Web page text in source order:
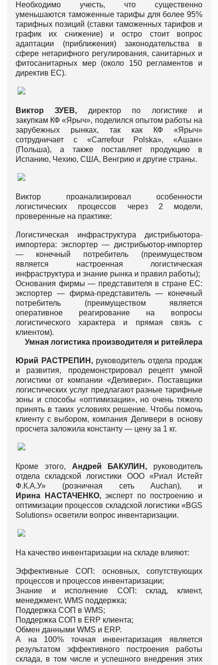
Необходимо учесть, что существенно
уменьшаются таможенные тарифы для более 95%
тарифных позиций (ставки таможенных тарифов и
график их снижение) и остро стоит вопрос
адаптации (приближения) законодательства в
сфере нетарифного регулирования, санитарных и
фитосанитарных мер (около 150 регламентов и
директив ЕС).
ВикторЗУЕВ, директор по логистике и
закупкам КФ «Ярыч», поделился опытом работы на
зарубежных рынках, так как КФ «Ярыч»
сотрудничает с «Carrefour Polska», «Ашан»
(Польша), а также поставляет продукцию в
Испанию, Чехию, США, Венгрию и другие страны.
Виктор проанализировал особенности
логистических процессов через 2 модели,
проверенные на практике:
Логистическая инфраструктура дистрибьютора-
импортера: экспортер — дистрибьютор-импортер
— конечный потребитель (преимуществом
является настроенная логистическая
инфраструктура и знание рынка и правил работы);
Основания фирмы — представителя в стране ЕС:
экспортер — фирма-представитель — конечный
потребитель (преимуществом является
оперативное реагирование на вопросы
логистического характера и прямая связь с
клиентом).
Умная логистика производителя и ритейлера
Юрий РАСТРЕПИН , руководитель отдела продаж
и развития, продемонстрировал рецепт умной
логистики от компании «Деливери». Поставщики
логистических услуг предлагают разные тарифные
зоны и способы «оптимизации», но очень тяжело
принять в таких условиях решение. Чтобы помочь
клиенту с выбором, компания Деливери в основу
просчета заложила константу — цену за 1 кг.
Кроме этого, Андрей БАКУЛИН , руководитель
отдела складской логистики ООО «Риал Истейт
Ф.К.А.У» (розничная сеть Auchan), и
Ирина
НАСТАЧЕНКО,эксперт по построению и
оптимизации процессов складской логистики «BGS
Solutions» осветили вопрос инвентаризации.
На качество инвентаризации на складе влияют:
Эффективные СОП: основных, сопутствующих
процессов и процессов инвентаризации;
Знание и исполнение СОП: склад, клиент,
менеджмент, WMS поддержка;
Поддержка СОП в WMS;
Поддержка СОП в ERP клиента;
Обмен данными WMS и ERP.
А на 100% точная инвентаризация является
результатом эффективного построения работы
склада, в том числе и успешного внедрения этих